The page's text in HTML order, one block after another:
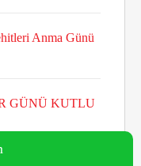
Anma Günü
GÜNÜ KUTLU